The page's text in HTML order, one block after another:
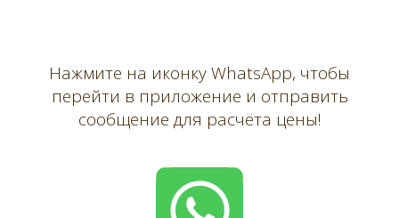
Нажмите на иконку WhatsApp, чтобы
перейти в приложение и отправить
сообщение для расчёта цены!